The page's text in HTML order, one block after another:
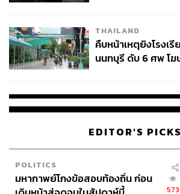
กีฬา สำนักข่าว THE
อดิเรกคือการสัมภาษณ์
THAILAND
คืบหน้าเหตุยิงโรงเ
นนทบุรี ดับ 6 ศพ โฆ
EDITOR'S PICKS
POLITICS
มหากาพย์โกงข้อสอบท้องถิ่น ก่อน
573